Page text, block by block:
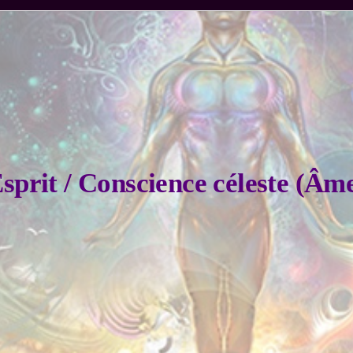
/ Conscience céleste